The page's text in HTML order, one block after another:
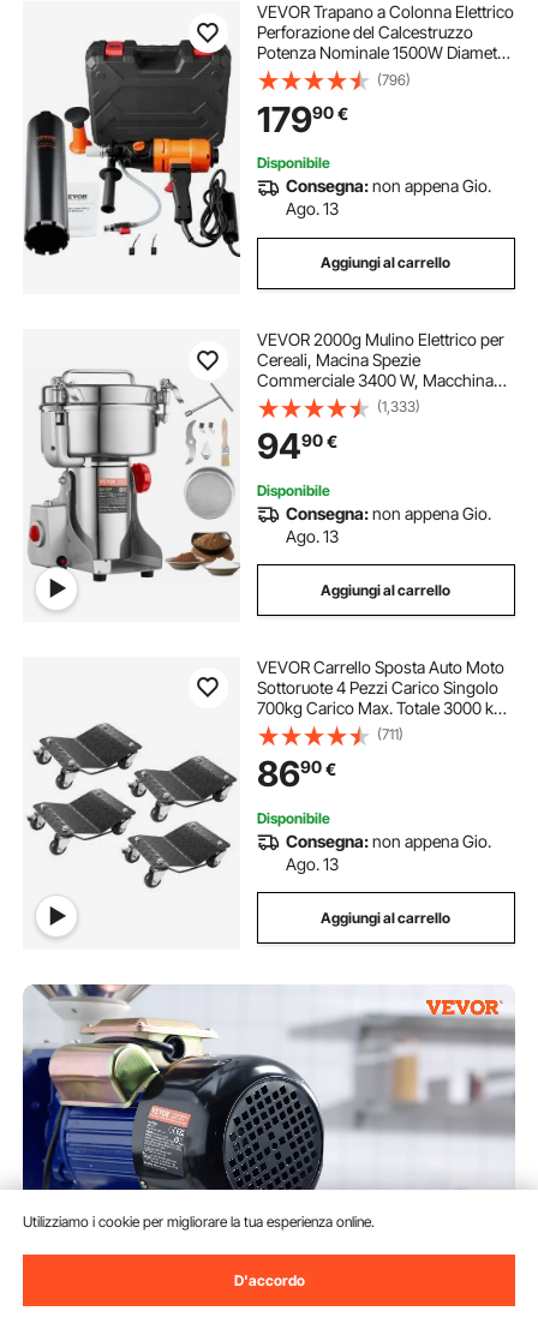
VEVOR Trapano a Colonna Elettrico
Perforazione del Calcestruzzo
Potenza Nominale 1500W Diametro
8-10,2cm, Macchina Carotatrice
Elettrica a Umido Velocità
1100giri/min 2400giri/min con
Livella a Bolla
(796)
17990€
Disponibile
Consegna:non appena Gio.
Ago. 13
Aggiungi al carrello
VEVOR 2000g Mulino Elettrico per
Cereali, Macina Spezie
Commerciale 3400 W, Macchina
per Polverizzazione in Acciaio
Inossidabile, per Cereali Secchi,
Spezie, Caffè, Mais, Pepe, Tipo
Oscillante
(1,333)
9490€
Disponibile
Consegna:non appena Gio.
Ago. 13
Aggiungi al carrello
VEVOR Carrello Sposta Auto Moto
Sottoruote 4 Pezzi Carico Singolo
700kg Carico Max. Totale 3000 kg,
Pedana Carrello Sposta Auto Ausilio
di Manovra Posizionatore per
Veicoli Ruote Adattabile 0-30,5 cm
(711)
8690€
Disponibile
Consegna:non appena Gio.
Ago. 13
Aggiungi al carrello
VEVOR 1000g Mulino Elettrico
per Cereali, Macina Spezie
Utilizziamo i cookie per migliorare la tua esperienza online.
D'accordo